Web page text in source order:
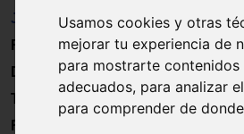
Usamos cookies y otras
mejorar tu experiencia de
para mostrarte
adecuados, para analizar
para comprender de
Juguetes
Formación
Directorio
Trabajo
Registro